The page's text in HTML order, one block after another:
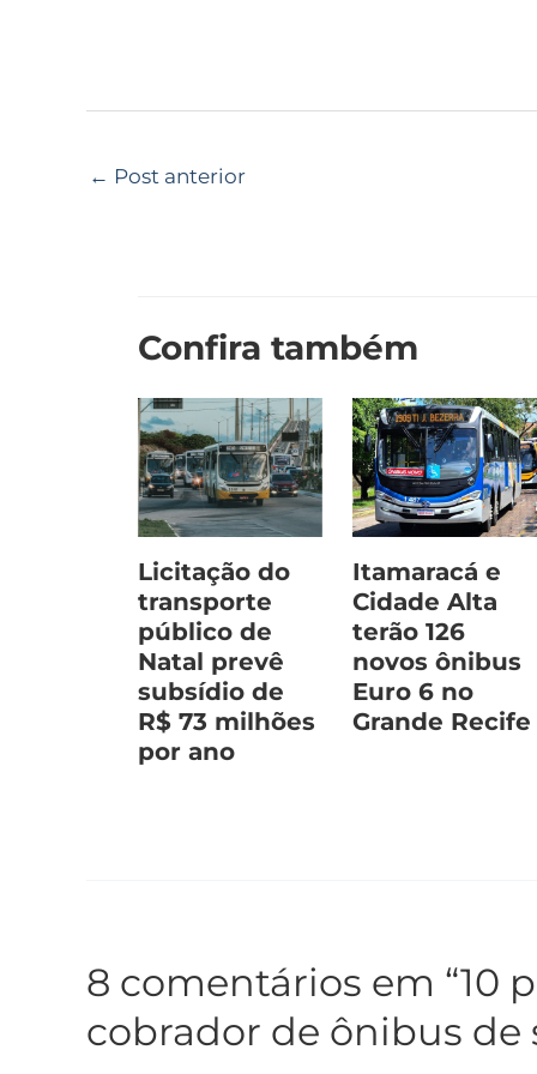
← Post anterior
Confira também
Licitação do
transporte
público de
Natal prevê
subsídio de
R$ 73 milhões
por ano
Itamaracá e
Cidade Alta
terão 126
novos ônibus
Euro 6 no
Grande Recife
8 comentários em “10
cobrador de ônibus de